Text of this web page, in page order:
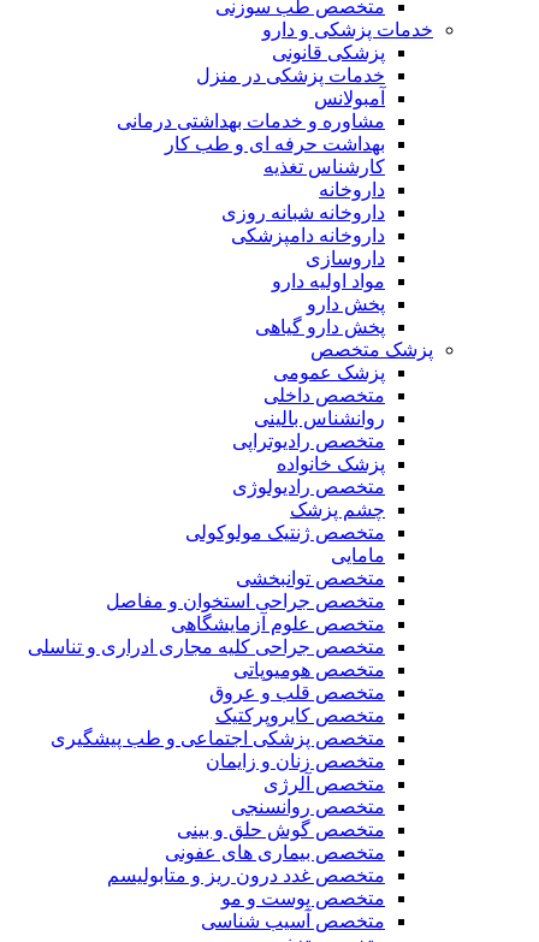
متخصص طب سوزنی
خدمات پزشکی و دارو
پزشکی قانونی
خدمات پزشکی در منزل
آمبولانس
مشاوره و خدمات بهداشتی درمانی
بهداشت حرفه ای و طب کار
کارشناس تغذیه
داروخانه
داروخانه شبانه روزی
داروخانه دامپزشکی
داروسازی
مواد اولیه دارو
پخش دارو
پخش دارو گیاهی
پزشک متخصص
پزشک عمومی
متخصص داخلی
روانشناس بالینی
متخصص رادیوتراپی
پزشک خانواده
متخصص رادیولوژی
چشم پزشک
متخصص ژنتیک مولوکولی
مامایی
متخصص توانبخشی
متخصص جراحی استخوان و مفاصل
متخصص علوم آزمایشگاهی
متخصص جراحی کلیه مجاری ادراری و تناسلی
متخصص هومیوپاتی
متخصص قلب و عروق
متخصص کایروپرکتیک
متخصص پزشکی اجتماعی و طب پیشگیری
متخصص زنان و زایمان
متخصص آلرژی
متخصص روانسنجی
متخصص گوش حلق و بینی
متخصص بیماری های عفونی
متخصص غدد درون ریز و متابولیسم
متخصص پوست و مو
متخصص آسیب شناسی